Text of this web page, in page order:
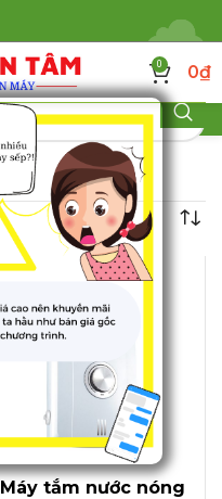
0 0₫
Máy tắm nước nóng